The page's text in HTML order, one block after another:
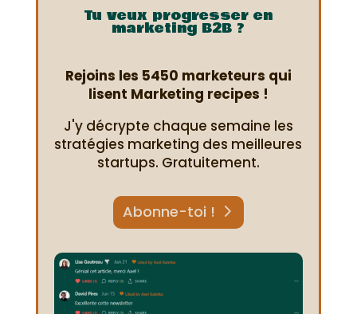
Tu veux progresser en
marketing B2B ?
Rejoins les 5450 marketeurs qui
lisent Marketing recipes !
J'y décrypte chaque semaine les
stratégies marketing des meilleures
startups. Gratuitement.
Abonne-toi !